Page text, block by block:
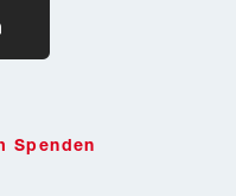
Spenden